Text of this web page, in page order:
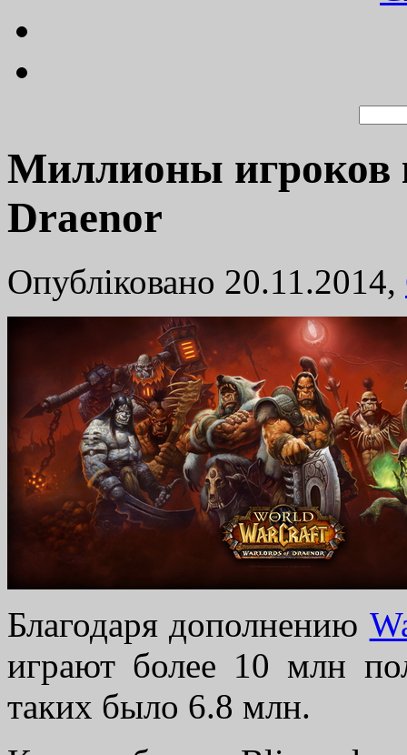
Миллионы игроков
Draenor
Опубліковано 20.11.2014,
Благодаря дополнению
играют более 10 млн
таких было 6.8 млн.